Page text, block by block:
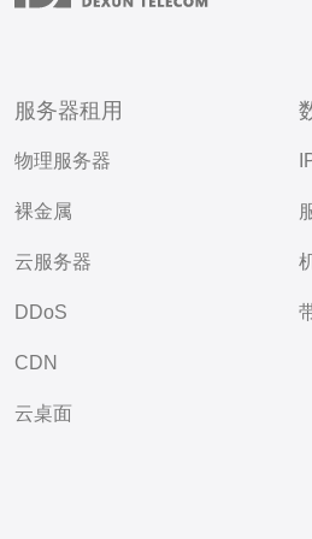
服务器租用
物理服务器
裸金属
云服务器
DDoS
CDN
云桌面